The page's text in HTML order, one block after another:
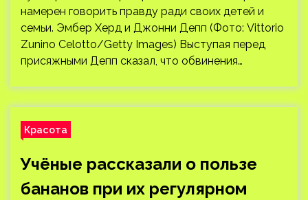
намерен говорить правду ради своих детей и
семьи. Эмбер Херд и Джонни Депп (Фото: Vittorio
Zunino Celotto/Getty Images) Выступая перед
присяжными Депп сказал, что обвинения…
Красота
Учёные рассказали о пользе
бананов при их регулярном